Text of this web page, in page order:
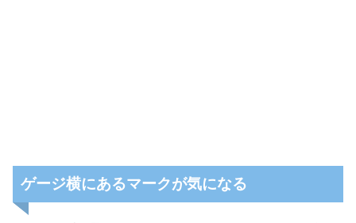
ゲージ横にあるマークが気になる